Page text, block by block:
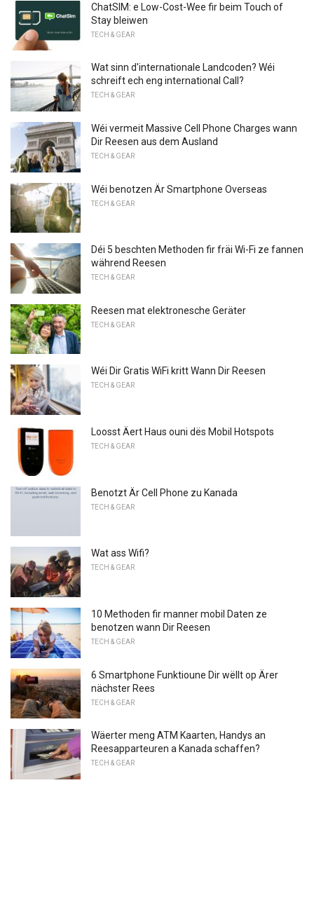
ChatSIM: e Low-Cost-Wee fir beim Touch of
Stay bleiwen
TECH & GEAR
Wat sinn d'internationale Landcoden? Wéi
schreift ech eng international Call?
TECH & GEAR
Wéi vermeit Massive Cell Phone Charges wann
Dir Reesen aus dem Ausland
TECH & GEAR
Wéi benotzen Är Smartphone Overseas
TECH & GEAR
Déi 5 beschten Methoden fir fräi Wi-Fi ze fannen
während Reesen
TECH & GEAR
Reesen mat elektronesche Geräter
TECH & GEAR
Wéi Dir Gratis WiFi kritt Wann Dir Reesen
TECH & GEAR
Loosst Äert Haus ouni dës Mobil Hotspots
TECH & GEAR
Benotzt Är Cell Phone zu Kanada
TECH & GEAR
Wat ass Wifi?
TECH & GEAR
10 Methoden fir manner mobil Daten ze
benotzen wann Dir Reesen
TECH & GEAR
6 Smartphone Funktioune Dir wëllt op Ärer
nächster Rees
TECH & GEAR
Wäerter meng ATM Kaarten, Handys an
Reesapparteuren a Kanada schaffen?
TECH & GEAR